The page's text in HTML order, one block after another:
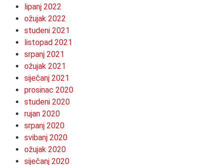
lipanj 2022
ožujak 2022
studeni 2021
listopad 2021
srpanj 2021
ožujak 2021
siječanj 2021
prosinac 2020
studeni 2020
rujan 2020
srpanj 2020
svibanj 2020
ožujak 2020
siječanj 2020